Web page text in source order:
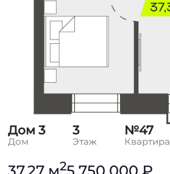
Дом 3
Дом
3
Этаж
№47
Квартира
2